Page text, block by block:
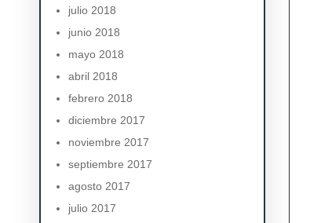
julio 2018
junio 2018
mayo 2018
abril 2018
febrero 2018
diciembre 2017
noviembre 2017
septiembre 2017
agosto 2017
julio 2017